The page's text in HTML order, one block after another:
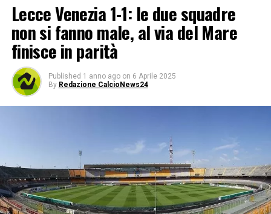
Lecce Venezia 1-1: le due squadre
non si fanno male, al via del Mare
finisce in parità
Published 1 anno ago on 6 Aprile 2025
By Redazione CalcioNews24